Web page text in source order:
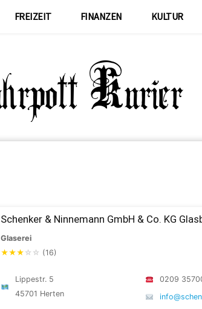
FREIZEIT FINANZEN KULTUR
Schenker & Ninnemann GmbH & Co. KG
Glaserei
★★★ ☆ ☆ (16)
Lippestr. 5
45701 Herten
0209